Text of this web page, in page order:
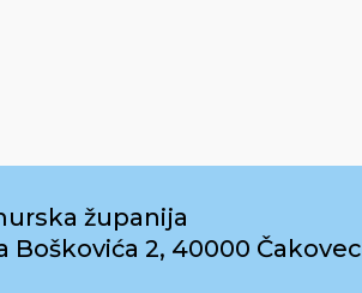
županija
Boškovića 2, 40000 Čakovec